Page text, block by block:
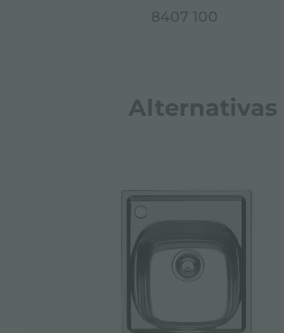
8407 100
Alternativas